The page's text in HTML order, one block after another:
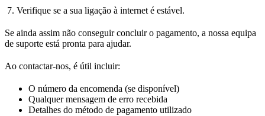
Verifique se a sua ligação à internet é estável.
Se ainda assim não conseguir concluir o pagamento, a nossa equipa
de suporte está pronta para ajudar.
Ao contactar-nos, é útil incluir:
O número da encomenda (se disponível)
Qualquer mensagem de erro recebida
Detalhes do método de pagamento utilizado